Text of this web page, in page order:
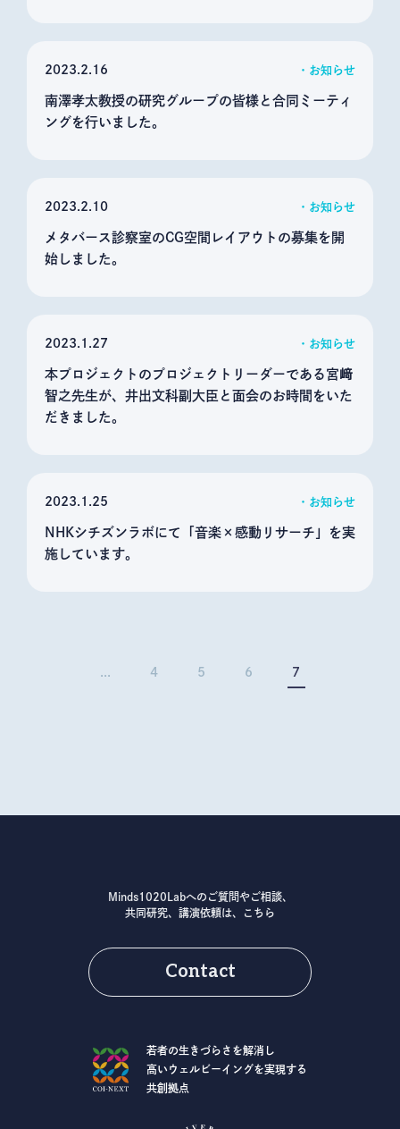
2023 2.16 お知らせ
南澤孝太教授の研究グループの皆様と合同ミーティ
ングを行いました。
2023 2.10 お知らせ
メタバース診察室のCG空間レイアウトの募集を開
始しました。
2023 1.27 お知らせ
本プロジェクトのプロジェクトリーダーである宮﨑
智之先生が、井出文科副大臣と面会のお時間をいた
だきました。
2023 1.25 お知らせ
NHKシチズンラボにて「音楽×感動リサーチ」を実
施しています。
... 4 5 6 7
Minds1020Labへのご質問やご相談、
共同研究、講演依頼は、こちら
Contact
若者の生きづらさを解消し
高いウェルビーイングを実現する
共創拠点